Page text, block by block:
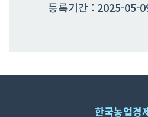
등록기간 : 2025-05-
한국농업경